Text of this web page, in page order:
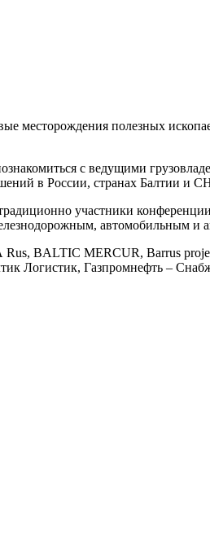
месторождения полезных
с ведущими
в России, странах Балтии и
участники
автомобильным и
Rus, BALTIC MERCUR, Barrus
Логистик, Газпромнефть –